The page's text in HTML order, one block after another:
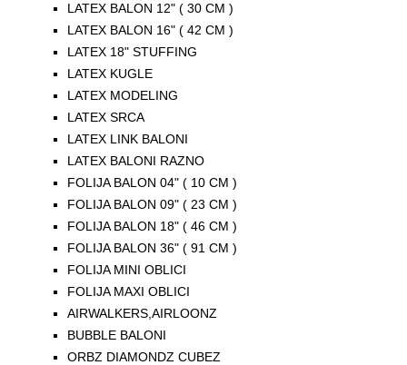
LATEX BALON 12" ( 30 CM )
LATEX BALON 16" ( 42 CM )
LATEX 18" STUFFING
LATEX KUGLE
LATEX MODELING
LATEX SRCA
LATEX LINK BALONI
LATEX BALONI RAZNO
FOLIJA BALON 04" ( 10 CM )
FOLIJA BALON 09" ( 23 CM )
FOLIJA BALON 18" ( 46 CM )
FOLIJA BALON 36" ( 91 CM )
FOLIJA MINI OBLICI
FOLIJA MAXI OBLICI
AIRWALKERS,AIRLOONZ
BUBBLE BALONI
ORBZ DIAMONDZ CUBEZ